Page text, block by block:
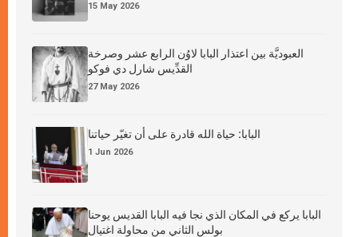
15 May 2026
العبوديَّة بين اعتذار البابا لاوُن الرابع عشر وصرخة
القدِّيس شارل دي فوكو
27 May 2026
البابا: حياة الله قادرة على أن تغيّر حياتنا
1 Jun 2026
البابا يركع في المكان الذي نجا فيه البابا القديس يوحنا
بولس الثاني من محاولة اغتيال